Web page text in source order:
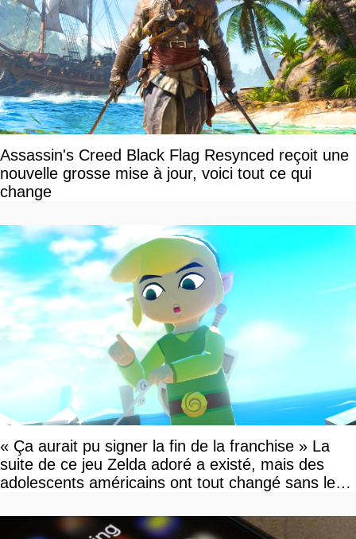
Assassin's Creed Black Flag Resynced reçoit une
nouvelle grosse mise à jour, voici tout ce qui
change
« Ça aurait pu signer la fin de la franchise » La
suite de ce jeu Zelda adoré a existé, mais des
adolescents américains ont tout changé sans le